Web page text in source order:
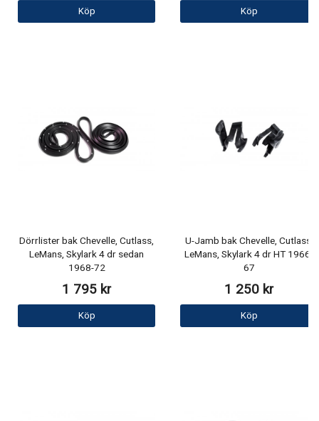
Köp Köp
Dörrlister bak Chevelle, Cutlass,
LeMans, Skylark 4 dr sedan
1968-72
1 795 kr
Köp
U-Jamb bak Chevelle, Cutlass,
LeMans, Skylark 4 dr HT 1966-
67
1 250 kr
Köp